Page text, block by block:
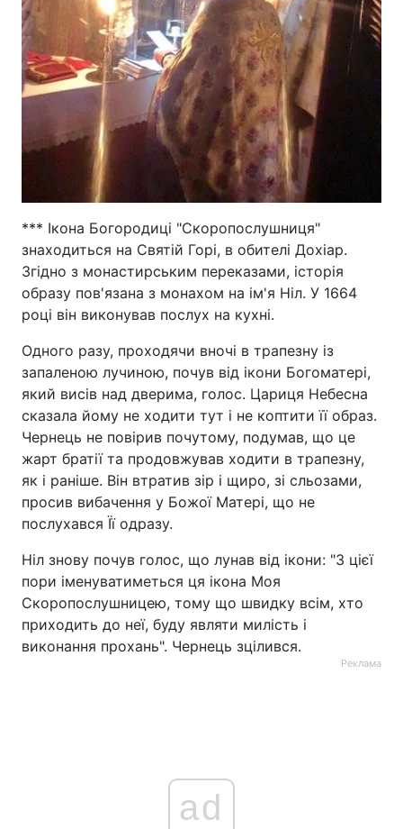
*** Ікона Богородиці "Скоропослушниця"
знаходиться на Святій Горі, в обителі Дохіар.
Згідно з монастирським переказами, історія
образу пов'язана з монахом на ім'я Ніл. У 1664
році він виконував послух на кухні.
Одного разу, проходячи вночі в трапезну із
запаленою лучиною, почув від ікони Богоматері,
який висів над дверима, голос. Цариця Небесна
сказала йому не ходити тут і не коптити її образ.
Чернець не повірив почутому, подумав, що це
жарт братії та продовжував ходити в трапезну,
як і раніше. Він втратив зір і щиро, зі сльозами,
просив вибачення у Божої Матері, що не
послухався Її одразу.
Ніл знову почув голос, що лунав від ікони: "З цієї
пори іменуватиметься ця ікона Моя
Скоропослушницею, тому що швидку всім, хто
приходить до неї, буду являти милість і
виконання прохань". Чернець зцілився.
Реклама
ad